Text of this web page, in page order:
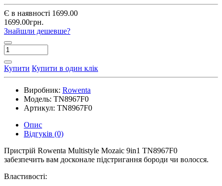
Є в наявності 1699.00
1699.00грн.
Знайшли дешевше?
Купити Купити в один клік
Виробник: Rowenta
Модель: TN8967F0
Артикул: TN8967F0
Опис
Відгуків (0)
Пристрій Rowenta Multistyle Mozaic 9in1 TN8967F0
забезпечить вам досконале підстригання бороди чи волосся.
Властивості: